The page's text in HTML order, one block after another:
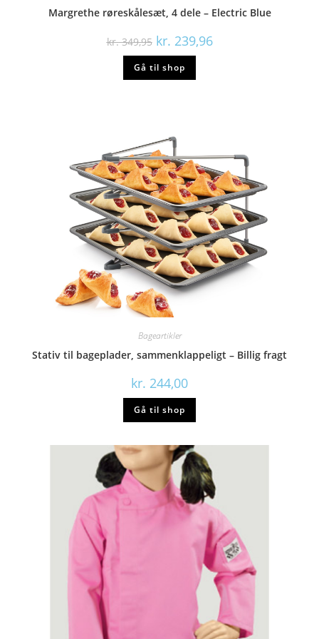
Margrethe røreskålesæt, 4 dele – Electric Blue
kr.349,95 Den
oprindelige
pris
var:
kr. 349,95.
kr. 239,96Den
aktuelle
Gå til shop
Bageartikler
Stativ til bageplader, sammenklappeligt – Billig fragt
kr. 244,00
Gå til shop